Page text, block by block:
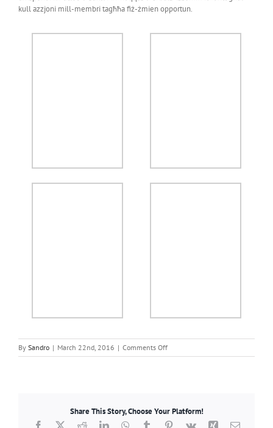
kull azzjoni mill-membri tagħħa fiż-żmien opportun.
By Sandro | March 22nd, 2016 | Comments Offon
L-
dispreġjattivi
tal-
Share This Story, Choose Your Platform!
Facebook
X RedditLinkedInWhatsApp
TumblrPinterest
Vk Xing Email